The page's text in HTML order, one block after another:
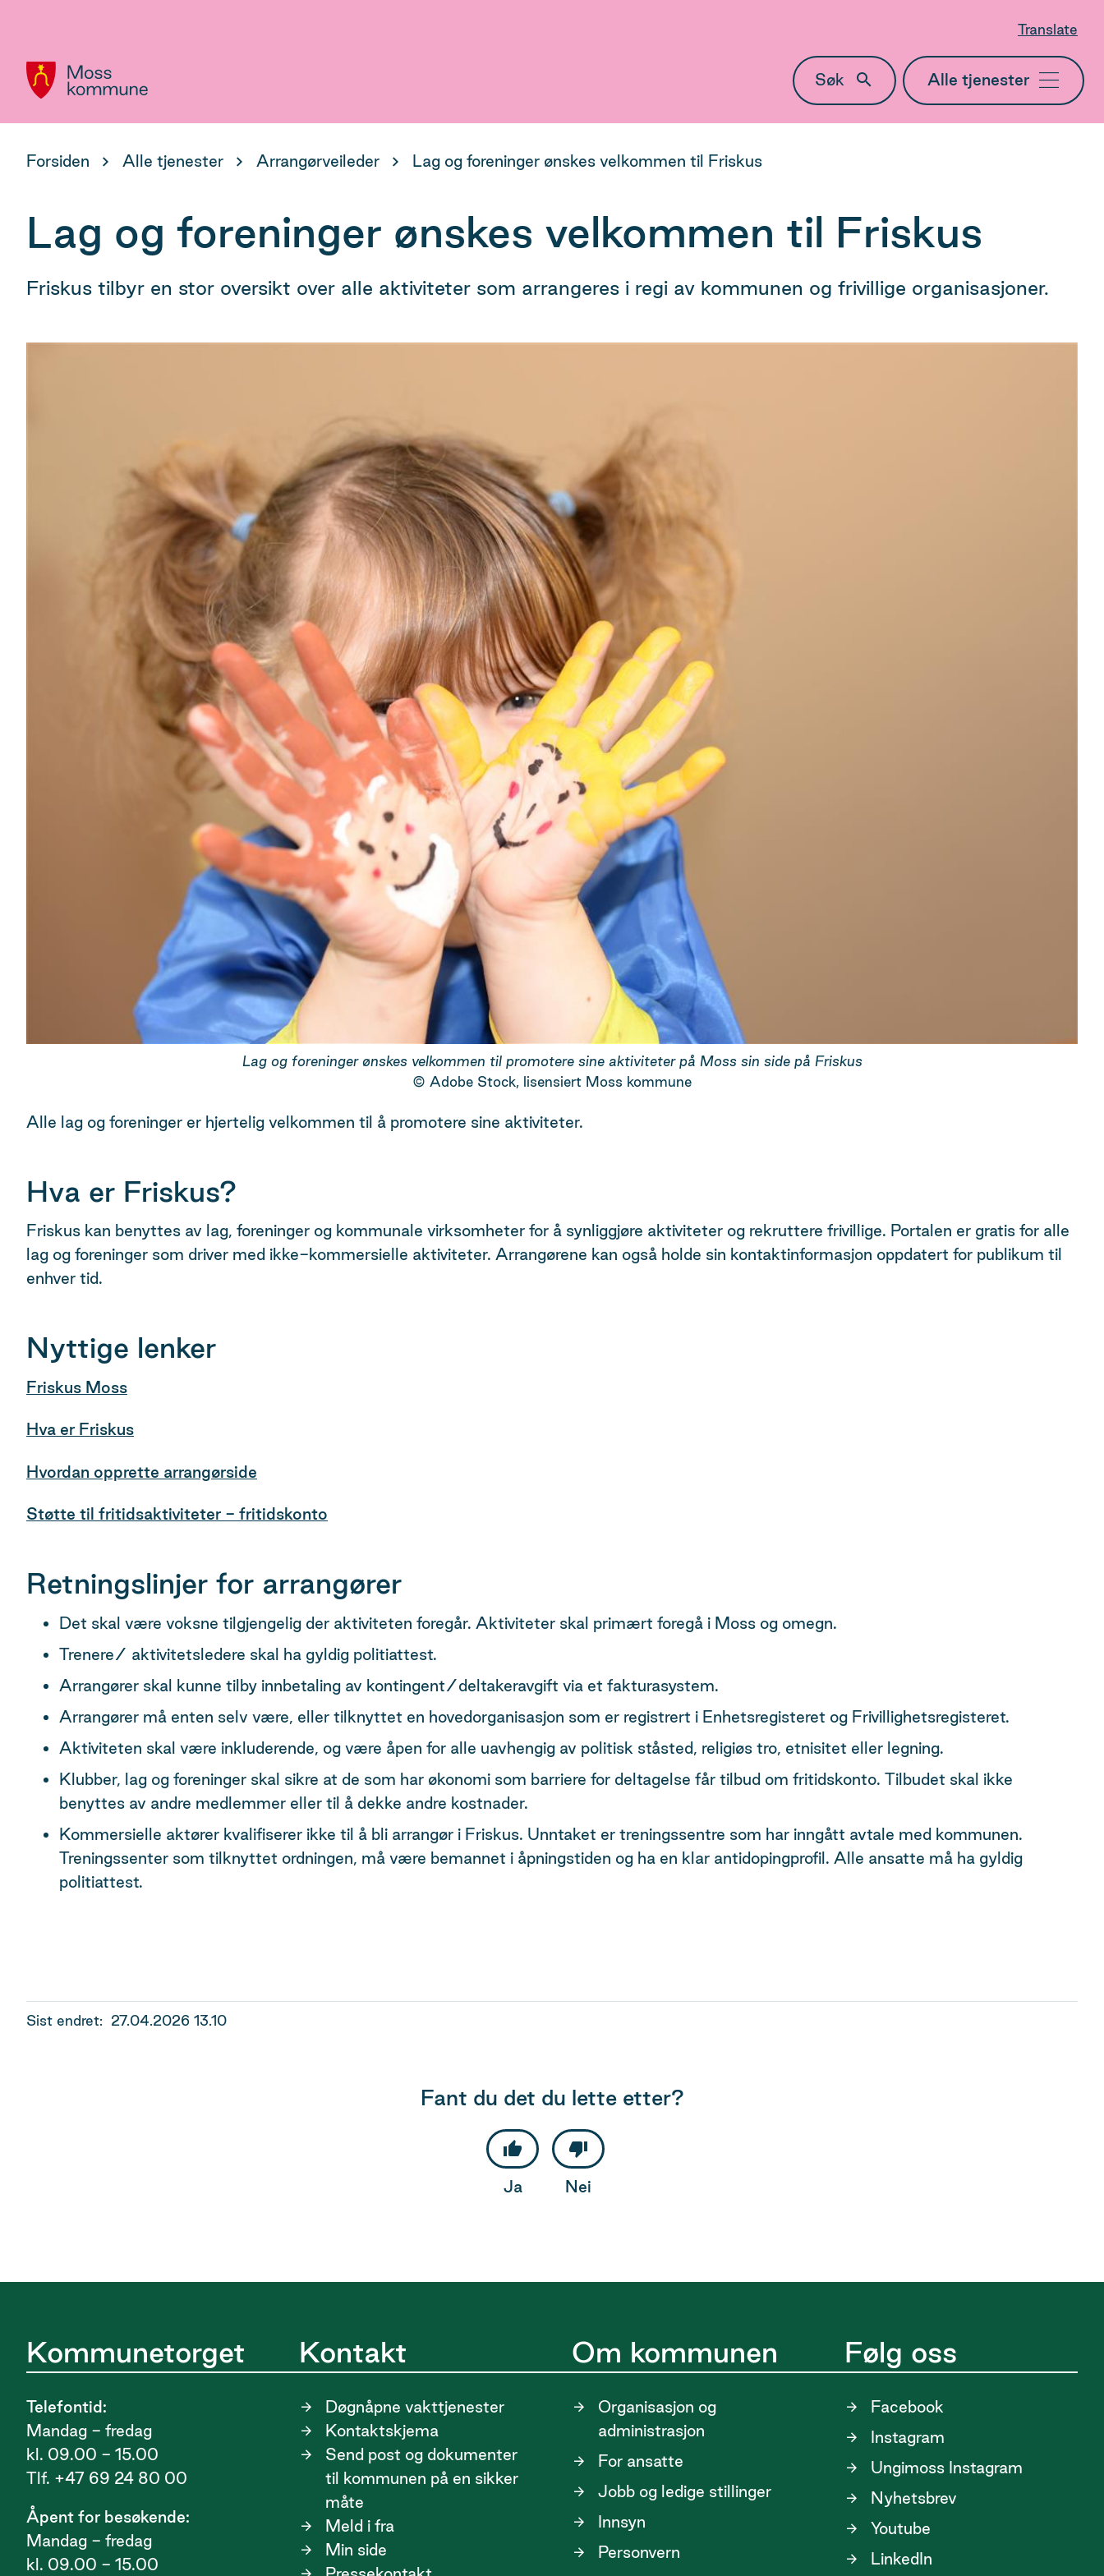
Translate
Hovedportal Søk
Meny
Du
Forsiden Alle tjenester Arrangørveileder Lag og foreninger ønskes velkommen til Friskus
Lag og foreninger ønskes velkommen til Friskus
Friskus tilbyr en stor oversikt over alle aktiviteter som arrangeres i regi av kommunen og frivillige organisasjoner.
Lag og foreninger ønskes velkommen til promotere sine aktiviteter på Moss sin side på Friskus
Adobe Stock, lisensiert Moss kommune
Alle lag og foreninger er hjertelig velkommen til å promotere sine aktiviteter.
Hva er Friskus?
Friskus kan benyttes av lag, foreninger og kommunale virksomheter for å synliggjøre aktiviteter og rekruttere frivillige. Portalen er gratis for alle
lag og foreninger som driver med ikke-kommersielle aktiviteter. Arrangørene kan også holde sin kontaktinformasjon oppdatert for publikum til
enhver tid.
Nyttige lenker
Friskus Moss
Hva er Friskus
Hvordan opprette arrangørside
Støtte til fritidsaktiviteter - fritidskonto
Retningslinjer for arrangører
Det skal være voksne tilgjengelig der aktiviteten foregår. Aktiviteter skal primært foregå i Moss og omegn.
Trenere/ aktivitetsledere skal ha gyldig politiattest.
Arrangører skal kunne tilby innbetaling av kontingent/deltakeravgift via et fakturasystem.
Arrangører må enten selv være, eller tilknyttet en hovedorganisasjon som er registrert i Enhetsregisteret og Frivillighetsregisteret.
Aktiviteten skal være inkluderende, og være åpen for alle uavhengig av politisk ståsted, religiøs tro, etnisitet eller legning.
Klubber, lag og foreninger skal sikre at de som har økonomi som barriere for deltagelse får tilbud om fritidskonto. Tilbudet skal ikke
benyttes av andre medlemmer eller til å dekke andre kostnader.
Kommersielle aktører kvalifiserer ikke til å bli arrangør i Friskus. Unntaket er treningssentre som har inngått avtale med kommunen.
Treningssenter som tilknyttet ordningen, må være bemannet i åpningstiden og ha en klar antidopingprofil. Alle ansatte må ha gyldig
politiattest.
Sist endret 27.04.2026 13.10
Fant du det du lette etter?
Ja Nei
Kommunetorget
Telefontid:
Mandag - fredag
kl. 09.00 - 15.00
Tlf. +47 69 24 80 00
Åpent for besøkende:
Mandag - fredag
kl. 09.00 - 15.00
Kontakt
Døgnåpne vakttjenester
Kontaktskjema
Send post og dokumenter
til kommunen på en sikker
måte
Meld i fra
Min side
Om kommunen
Organisasjon og
administrasjon
For ansatte
Jobb og ledige stillinger
Innsyn
Personvern
Følg oss
Facebook
Instagram
Ungimoss Instagram
Nyhetsbrev
Youtube
LinkedIn